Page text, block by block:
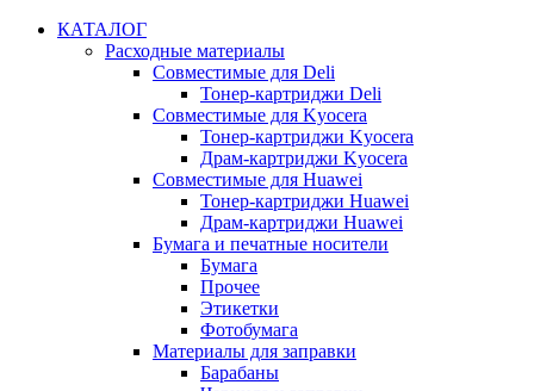
КАТАЛОГ
Расходные материалы
Совместимые для Deli
Тонер-картриджи Deli
Совместимые для Kyocera
Тонер-картриджи Kyocera
Драм-картриджи Kyocera
Совместимые для Huawei
Тонер-картриджи Huawei
Драм-картриджи Huawei
Бумага и печатные носители
Бумага
Прочее
Этикетки
Фотобумага
Материалы для заправки
Барабаны